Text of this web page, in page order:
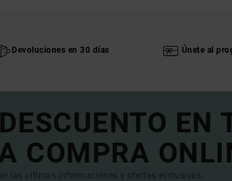
Devoluciones en 30 días Únete al
EN
COMPRA
las ultimas informaciones y ofertas exclusivas.